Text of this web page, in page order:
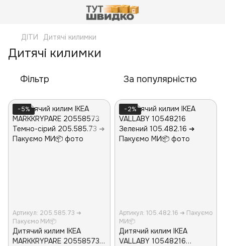
ДІТИ Дитячі килимки
Дитячі килимки
Фільтр За популярністю
−5%
Артикул: 205.585.73 ➜
Пакуємо МИ📦
Дитячий килим IKEA
MARKKRYPARE 20558573
−2%
Артикул: 105.482.16 ➜ Пакуємо
МИ📦
Дитячий килим IKEA
VALLABY 10548216